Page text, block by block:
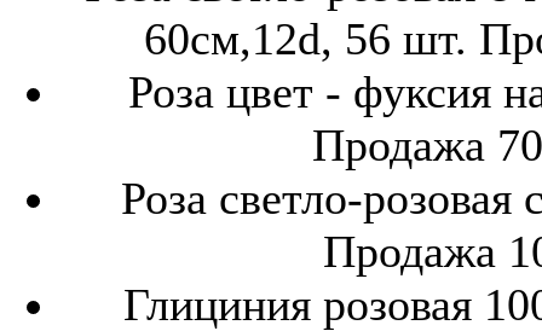
60см,12d, 56 шт.
Роза цвет - фуксия
Продажа
Роза светло-
Продажа
Глициния розовая